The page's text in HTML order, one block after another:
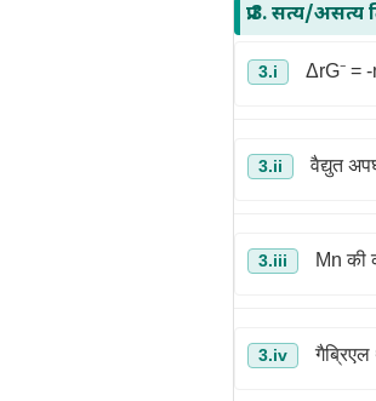
प्र.3. सत्य/
3.i ΔrG⁻ =
3.ii वैद्युत
3.iii Mn की
3.iv